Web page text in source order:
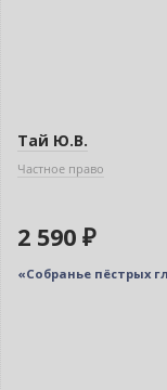
Тай Ю.В.
Частное право
2 590 ₽
«Собранье пёстрых